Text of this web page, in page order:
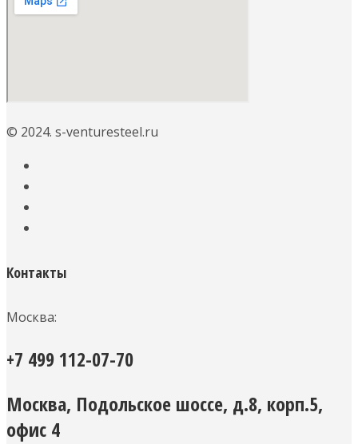
© 2024. s-venturesteel.ru
Контакты
Москва:
+7 499 112-07-70
Москва, Подольское шоссе, д.8, корп.5,
офис 4